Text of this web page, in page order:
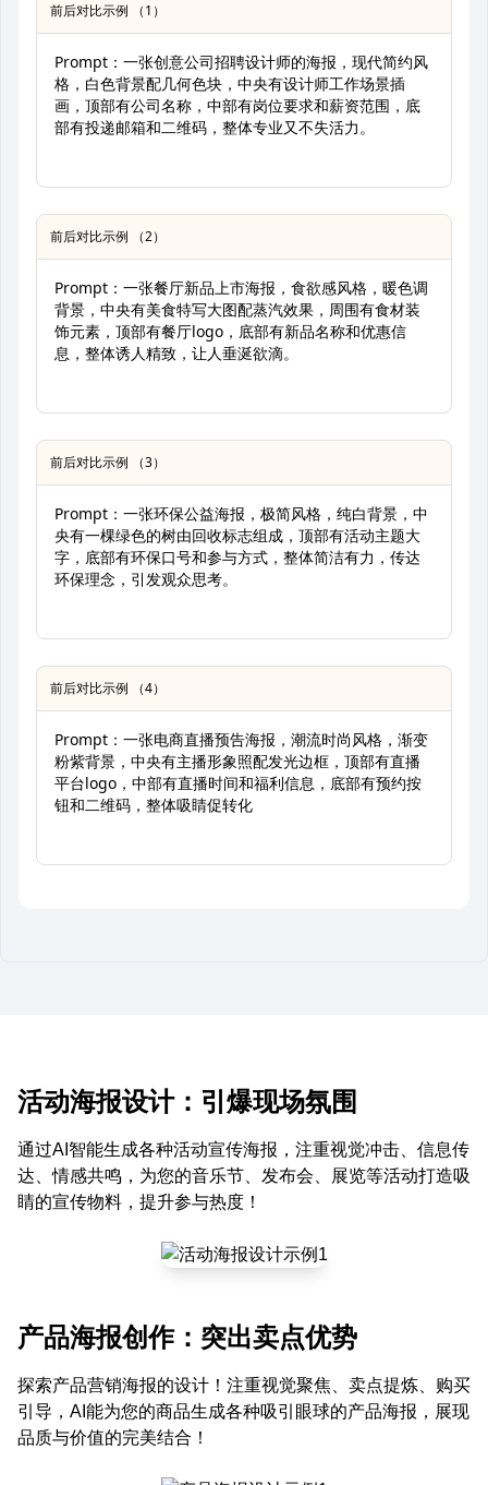
前后对比示例 （1）
Prompt：一张创意公司招聘设计师的海报，现代简约风
格，白色背景配几何色块，中央有设计师工作场景插
画，顶部有公司名称，中部有岗位要求和薪资范围，底
部有投递邮箱和二维码，整体专业又不失活力。
前后对比示例 （2）
Prompt：一张餐厅新品上市海报，食欲感风格，暖色调
背景，中央有美食特写大图配蒸汽效果，周围有食材装
饰元素，顶部有餐厅logo，底部有新品名称和优惠信
息，整体诱人精致，让人垂涎欲滴。
前后对比示例 （3）
Prompt：一张环保公益海报，极简风格，纯白背景，中
央有一棵绿色的树由回收标志组成，顶部有活动主题大
字，底部有环保口号和参与方式，整体简洁有力，传达
环保理念，引发观众思考。
前后对比示例 （4）
Prompt：一张电商直播预告海报，潮流时尚风格，渐变
粉紫背景，中央有主播形象照配发光边框，顶部有直播
平台logo，中部有直播时间和福利信息，底部有预约按
钮和二维码，整体吸睛促转化
活动海报设计：引爆现场氛围
通过AI智能生成各种活动宣传海报，注重视觉冲击、信息传
达、情感共鸣，为您的音乐节、发布会、展览等活动打造吸
睛的宣传物料，提升参与热度！
产品海报创作：突出卖点优势
探索产品营销海报的设计！注重视觉聚焦、卖点提炼、购买
引导，AI能为您的商品生成各种吸引眼球的产品海报，展现
品质与价值的完美结合！